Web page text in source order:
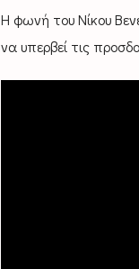
Η φωνή του Νίκου
να υπερβεί τις